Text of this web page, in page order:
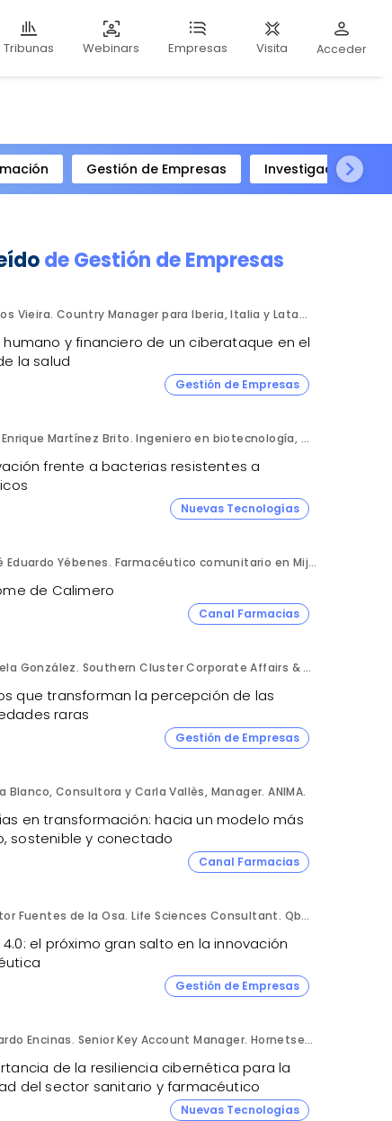
Tribunas Webinars Empresas Visita Acceder
Gestión de Empresas
Investigación
deGestión de Empresas
Carlos Vieira. Country Manager para Iberia, Italia y Latam. Hornetsecurity.
humano y financiero de un ciberataque en el
la salud
Gestión de Empresas
Luis Enrique Martínez Brito. Ingeniero en biotecnología, México.
frente a bacterias resistentes a
Nuevas Tecnologías
José Eduardo Yébenes. Farmacéutico comunitario en Mijas (Málaga).
de Calimero
Canal Farmacias
Ángela González. Southern Cluster Corporate Affairs & Patient Partnership Director. Kyowa Kirin.
que transforman la percepción de las
raras
Gestión de Empresas
Blanco, Consultora y Carla Vallès, Manager. ANIMA.
en transformación: hacia un modelo más
sostenible y conectado
Canal Farmacias
Héctor Fuentes de la Osa. Life Sciences Consultant. QbD Group.
4.0: el próximo gran salto en la innovación
Gestión de Empresas
Eduardo Encinas. Senior Key Account Manager. Hornetsecurity en Iberia.
de la resiliencia cibernética para la
del sector sanitario y farmacéutico
Nuevas Tecnologías